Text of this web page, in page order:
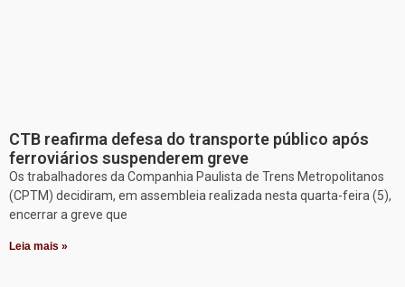
CTB reafirma defesa do transporte público após
ferroviários suspenderem greve
Os trabalhadores da Companhia Paulista de Trens Metropolitanos
(CPTM) decidiram, em assembleia realizada nesta quarta-feira (5),
encerrar a greve que
Leia mais »